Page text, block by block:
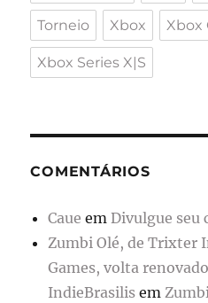
Torneio Xbox Xbox
Xbox Series X|S
COMENTÁRIOS
Caue emDivulgue seu
Zumbi Olé, de Trixter
Games, volta
IndieBrasilis em